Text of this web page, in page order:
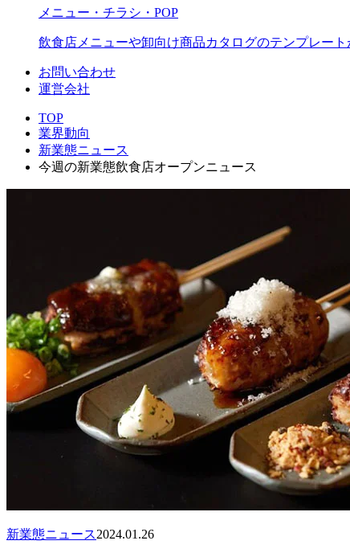
メニュー・チラシ・POP
飲食店メニューや卸向け商品カタログのテンプレート
お問い合わせ
運営会社
TOP
業界動向
新業態ニュース
今週の新業態飲食店オープンニュース
新業態ニュース2024.01.26